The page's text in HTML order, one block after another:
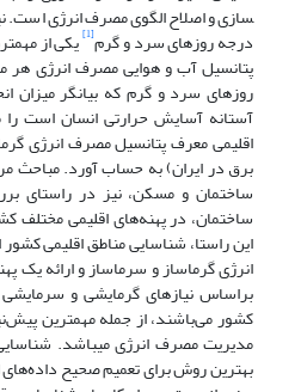
سازی و اصلاح الگوی مصرف انرژی است.
درجه روزهای سرد و گرم[1] یکی از
پتانسیل آب و هوایی مصرف انرژی
روزهای سرد و گرم که بیانگر میزان
آستانه آسایش حرارتی انسان است
اقلیمی معرف پتانسیل مصرف انرژی
برق در ایران) به حساب آورد. مباحث
ساختمان و مسکن، نیز در راستای
ساختمان، در پهنه‌های اقلیمی مختلف
این راستا، شناسایی مناطق اقلیمی
انرژی گرماساز و سرماساز و ارائه
براساس نیازهای گرمایشی و
کشور می‌باشند، از جمله مهم­ترین
مدیریت مصرف انرژی می­باشد.
بهترین روش برای تعمیم صحیح داده‌های